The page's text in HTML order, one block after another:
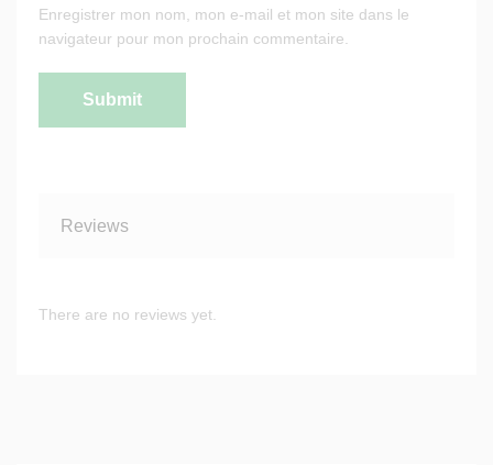
Enregistrer mon nom, mon e-mail et mon site dans le
navigateur pour mon prochain commentaire.
Reviews
There are no reviews yet.